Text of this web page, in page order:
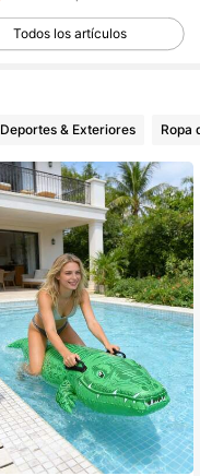
Todos los artículos
Deportes & Exteriores Ropa